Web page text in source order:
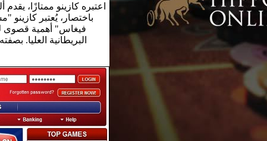
اعتبره كازينو ممتازًا،
باختصار، يُعتبر
فيغاس" أهمية قصوى
البريطانية العليا.